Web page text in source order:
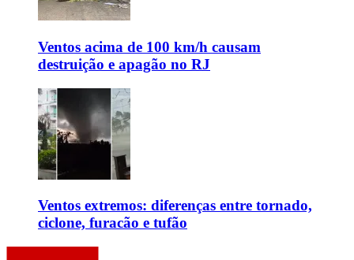
Ventos acima de 100 km/h causam
destruição e apagão no RJ
Ventos extremos: diferenças entre tornado,
ciclone, furacão e tufão